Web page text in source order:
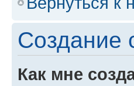
Создание
Как мне